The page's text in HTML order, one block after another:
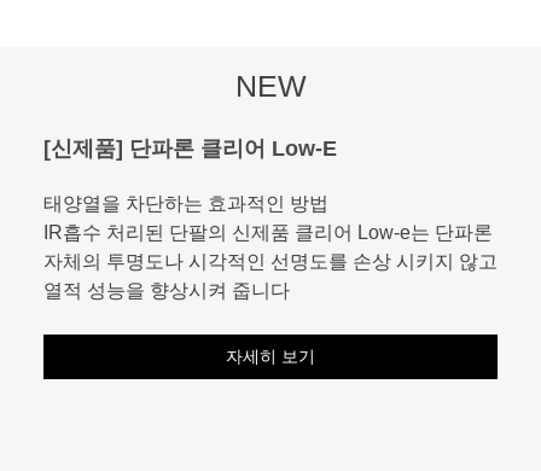
NEW
[신제품] 단파론 클리어 Low-E
태양열을 차단하는 효과적인 방법
IR흡수 처리된 단팔의 신제품 클리어 Low-e는 단파론
자체의 투명도나 시각적인 선명도를 손상 시키지 않고
열적 성능을 향상시켜 줍니다
자세히 보기
Previous